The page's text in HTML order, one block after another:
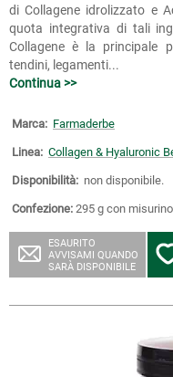
di Collagene idrolizzato e
quota integrativa di tali
Collagene è la principale
tendini, legamenti...
Continua >>
Marca: Farmaderbe
Linea: Collagen & Hyaluronic
Disponibilità: non disponibile.
Confezione: 295 g con misurino
ESAURITO
AVVISAMI QUANDO
SARÀ DISPONIBILE